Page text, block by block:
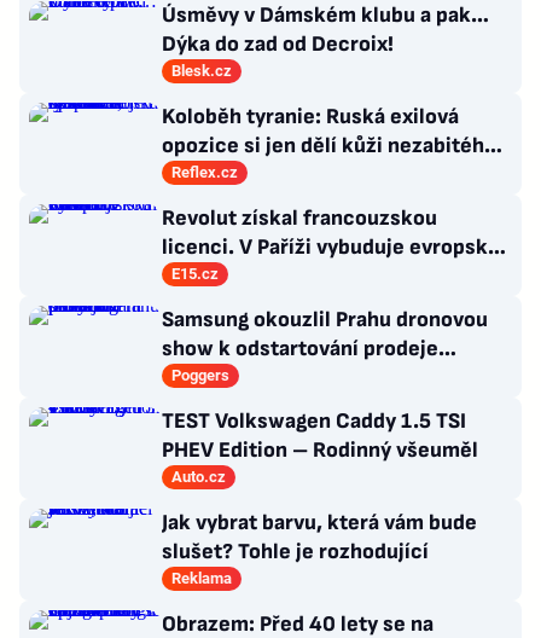
Úsměvy v Dámském klubu a pak…
Dýka do zad od Decroix!
Blesk.cz
Koloběh tyranie: Ruská exilová
opozice si jen dělí kůži nezabitého
medvěda, systém ale nespraví
Reflex.cz
Revolut získal francouzskou
licenci. V Paříži vybuduje evropské
ústředí
E15.cz
Samsung okouzlil Prahu dronovou
show k odstartování prodeje
nových produktů
Poggers
TEST Volkswagen Caddy 1.5 TSI
PHEV Edition – Rodinný všeuměl
Auto.cz
Jak vybrat barvu, která vám bude
slušet? Tohle je rozhodující
Reklama
Obrazem: Před 40 lety se na